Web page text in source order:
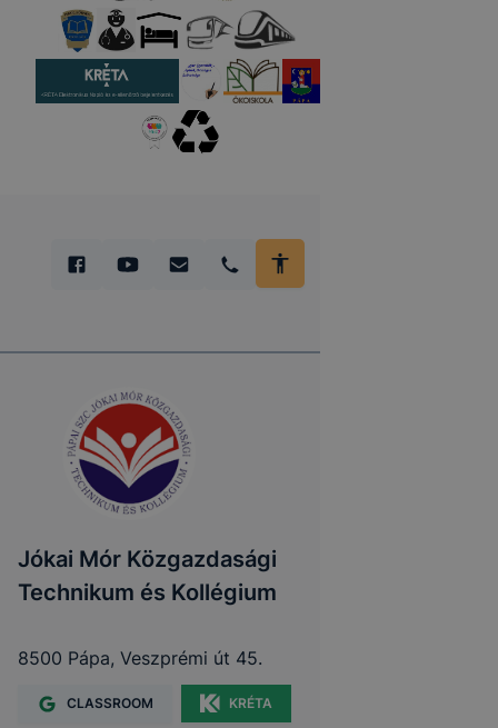
Jókai Mór Közgazdasági
Technikum és Kollégium
8500 Pápa, Veszprémi út 45.
CLASSROOM KRÉTA